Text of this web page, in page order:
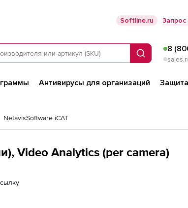
Softline.ru
Поиск
8
Антивирусы для организаций
NetavisSoftware iCAT
NetavisSoftware iCAT (лицензии), Video Analytics (per camera)